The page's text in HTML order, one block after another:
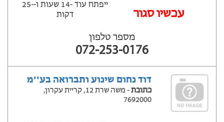
‫עכשיו סגור
ייפתח עוד -14 שעות ‫ו--25
דקות
מספר טלפון
072-253-0176
דוד נחום שינוע ותברואה בע''מ
כתובת
- משה שרת 12, קריית עקרון,
7692000